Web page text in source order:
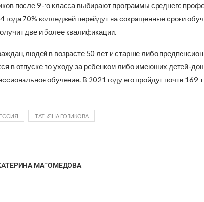
после 9-го класса выбирают программы среднего
года 70% колледжей перейдут на сокращенные сроки
две и более квалификации.
людей в возрасте 50 лет и старше либо
в отпуске по уходу за ребенком либо имеющих детей-
обучение. В 2021 году его пройдут почти 169
ТАТЬЯНА ГОЛИКОВА
МАГОМЕДОВА